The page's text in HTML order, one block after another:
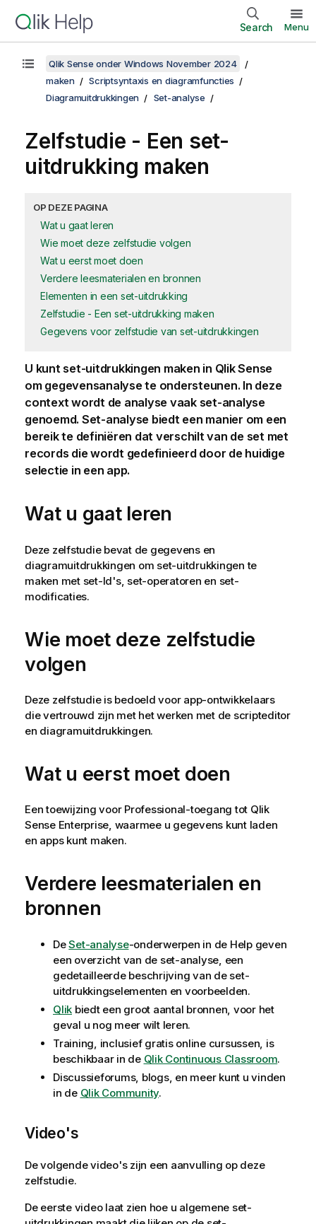
Search Menu
Qlik Sense onder Windows November 2024
maken
Scriptsyntaxis en diagramfuncties
Diagramuitdrukkingen
Set-analyse
Zelfstudie - Een set-
uitdrukking maken
OP DEZE PAGINA
Wat u gaat leren
Wie moet deze zelfstudie volgen
Wat u eerst moet doen
Verdere leesmaterialen en bronnen
Elementen in een set-uitdrukking
Zelfstudie - Een set-uitdrukking maken
Gegevens voor zelfstudie van set-uitdrukkingen
U kunt set-uitdrukkingen maken in Qlik Sense
om gegevensanalyse te ondersteunen. In deze
context wordt de analyse vaak set-analyse
genoemd. Set-analyse biedt een manier om een
bereik te definiëren dat verschilt van de set met
records die wordt gedefinieerd door de huidige
selectie in een app.
Wat u gaat leren
Deze zelfstudie bevat de gegevens en
diagramuitdrukkingen om set-uitdrukkingen te
maken met set-Id's, set-operatoren en set-
modificaties.
Wie moet deze zelfstudie
volgen
Deze zelfstudie is bedoeld voor app-ontwikkelaars
die vertrouwd zijn met het werken met de scripteditor
en diagramuitdrukkingen.
Wat u eerst moet doen
Een toewijzing voor Professional-toegang tot Qlik
Sense Enterprise, waarmee u gegevens kunt laden
en apps kunt maken.
Verdere leesmaterialen en
bronnen
DeSet-analyse-onderwerpen in de Help geven
een overzicht van de set-analyse, een
gedetailleerde beschrijving van de set-
uitdrukkingselementen en voorbeelden.
Qlik biedt een groot aantal bronnen, voor het
geval u nog meer wilt leren.
Training, inclusief gratis online cursussen, is
beschikbaar in de Qlik Continuous Classroom.
Discussieforums, blogs, en meer kunt u vinden
in de Qlik Community.
Video's
De volgende video's zijn een aanvulling op deze
zelfstudie.
De eerste video laat zien hoe u algemene set-